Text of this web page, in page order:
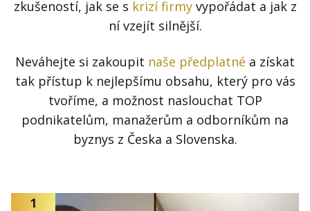
zkušeností, jak se s krizí firmyvypořádat a jak z
ní vzejít silnější.
Neváhejte si zakoupit naše předplatné a získat
tak přístup k nejlepšímu obsahu, který pro vás
tvoříme, a možnost naslouchat TOP
podnikatelům, manažerům a odborníkům na
byznys z Česka a Slovenska.
1